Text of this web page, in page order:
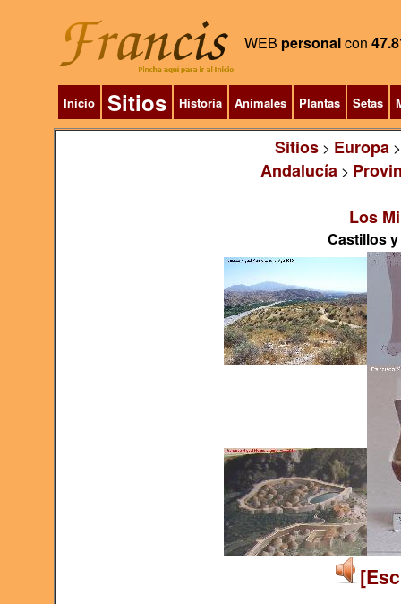
WEB personalcon
Inicio Sitios Historia Animales Plantas Setas
Sitios> Europa
Andalucía>
Los
Castillos